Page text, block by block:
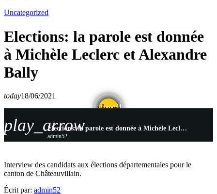
Uncategorized
Elections: la parole est donnée
à Michèle Leclerc et Alexandre
Bally
today18/06/2021
share
email
play_arrow Elections: la parole est donnée à Michèle Leclerc et Alexandre Bally
admin52
Interview des candidats aux élections départementales pour le
canton de Châteauvillain.
Écrit par: admin52